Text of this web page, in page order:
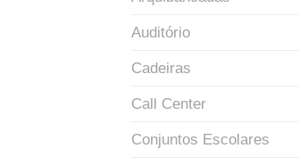
Auditório
Cadeiras
Call Center
Conjuntos Escolares